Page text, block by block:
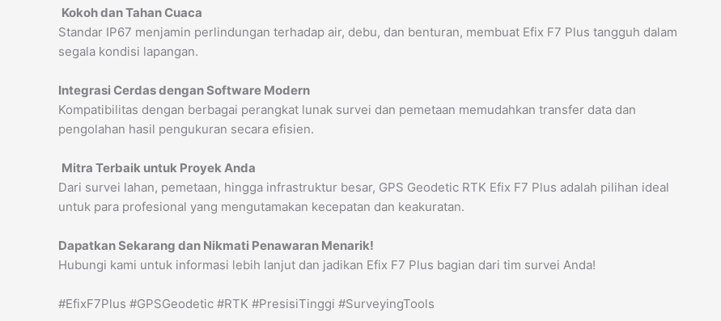
Kokoh dan Tahan Cuaca
Standar IP67 menjamin perlindungan terhadap air, debu, dan benturan, membuat Efix F7 Plus tangguh dalam
segala kondisi lapangan.
Integrasi Cerdas dengan Software Modern
Kompatibilitas dengan berbagai perangkat lunak survei dan pemetaan memudahkan transfer data dan
pengolahan hasil pengukuran secara efisien.
Mitra Terbaik untuk Proyek Anda
Dari survei lahan, pemetaan, hingga infrastruktur besar, GPS Geodetic RTK Efix F7 Plus adalah pilihan ideal
untuk para profesional yang mengutamakan kecepatan dan keakuratan.
Dapatkan Sekarang dan Nikmati Penawaran Menarik!
Hubungi kami untuk informasi lebih lanjut dan jadikan Efix F7 Plus bagian dari tim survei Anda!
#EfixF7Plus #GPSGeodetic #RTK #PresisiTinggi #SurveyingTools